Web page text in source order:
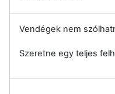
Vendégek nem
Szeretne egy teljes